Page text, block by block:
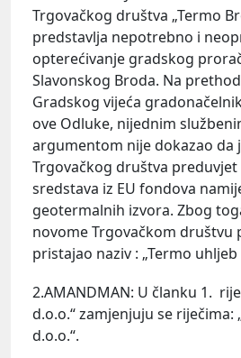
Trgovačkog društva „Termo
predstavlja nepotrebno i
opterećivanje gradskog
Slavonskog Broda. Na
Gradskog vijeća
ove Odluke, nijednim
argumentom nije dokazao da
Trgovačkog društva
sredstava iz EU fondova
geotermalnih izvora. Zbog
novome Trgovačkom društvu
pristajao naziv : „Termo uhljeb
2.AMANDMAN: U članku 1.
d.o.o.“ zamjenjuju se riječima:
d.o.o.“.